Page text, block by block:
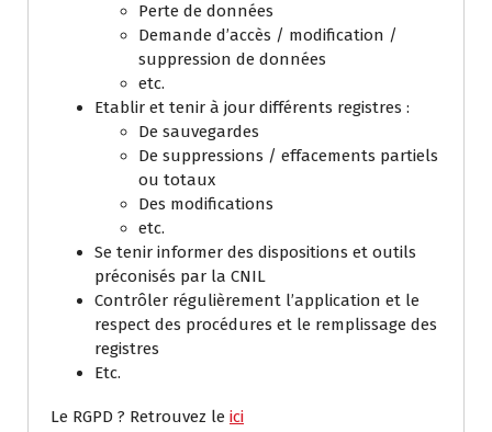
Perte de données
Demande d’accès / modification /
suppression de données
etc.
Etablir et tenir à jour différents registres :
De sauvegardes
De suppressions / effacements partiels
ou totaux
Des modifications
etc.
Se tenir informer des dispositions et outils
préconisés par la CNIL
Contrôler régulièrement l’application et le
respect des procédures et le remplissage des
registres
Etc.
Le RGPD ? Retrouvez le ici